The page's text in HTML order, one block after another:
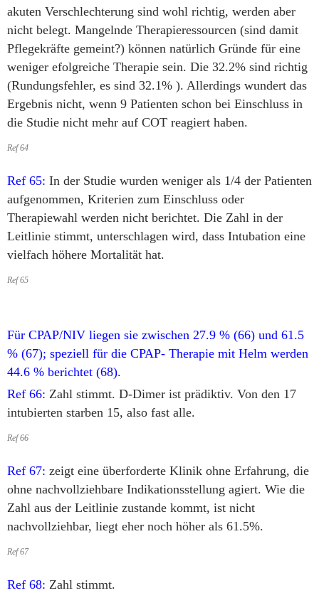
akuten Verschlechterung sind wohl richtig, werden aber
nicht belegt. Mangelnde Therapieressourcen (sind damit
Pflegekräfte gemeint?) können natürlich Gründe für eine
weniger efolgreiche Therapie sein. Die 32.2% sind richtig
(Rundungsfehler, es sind 32.1% ). Allerdings wundert das
Ergebnis nicht, wenn 9 Patienten schon bei Einschluss in
die Studie nicht mehr auf COT reagiert haben.
Ref 64
Ref 65: In der Studie wurden weniger als 1/4 der Patienten
aufgenommen, Kriterien zum Einschluss oder
Therapiewahl werden nicht berichtet. Die Zahl in der
Leitlinie stimmt, unterschlagen wird, dass Intubation eine
vielfach höhere Mortalität hat.
Ref 65
Für CPAP/NIV liegen sie zwischen 27.9 % (66) und 61.5
% (67); speziell für die CPAP- Therapie mit Helm werden
44.6 % berichtet (68).
Ref 66: Zahl stimmt. D-Dimer ist prädiktiv. Von den 17
intubierten starben 15, also fast alle.
Ref 66
Ref 67: zeigt eine überforderte Klinik ohne Erfahrung, die
ohne nachvollziehbare Indikationsstellung agiert. Wie die
Zahl aus der Leitlinie zustande kommt, ist nicht
nachvollziehbar, liegt eher noch höher als 61.5%.
Ref 67
Ref 68: Zahl stimmt.